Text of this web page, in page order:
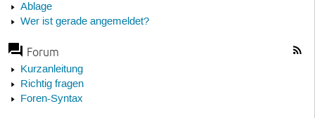
Ablage
Wer ist gerade angemeldet?
Forum
Kurzanleitung
Richtig fragen
Foren-Syntax